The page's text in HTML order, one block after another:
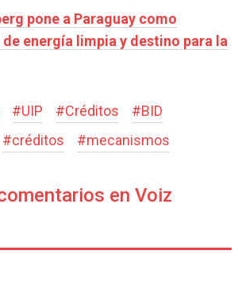
pone a Paraguay como
energía limpia y destino para la
#UIP #Créditos #BID
#créditos #mecanismos
en Voiz